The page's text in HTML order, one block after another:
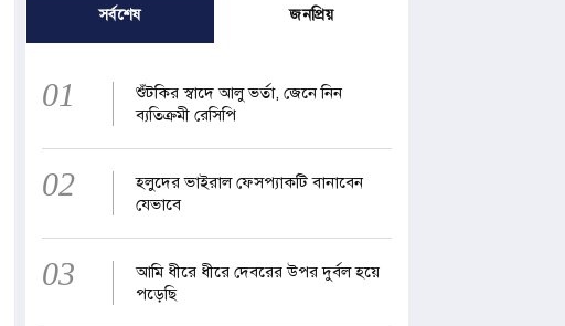
সর্বশেষ জনপ্রিয়
01
শুঁটকির স্বাদে আলু ভর্তা, জেনে নিন
ব্যতিক্রমী রেসিপি
02
হলুদের ভাইরাল ফেসপ্যাকটি বানাবেন
যেভাবে
03
আমি ধীরে ধীরে দেবরের উপর দুর্বল হয়ে
পড়েছি